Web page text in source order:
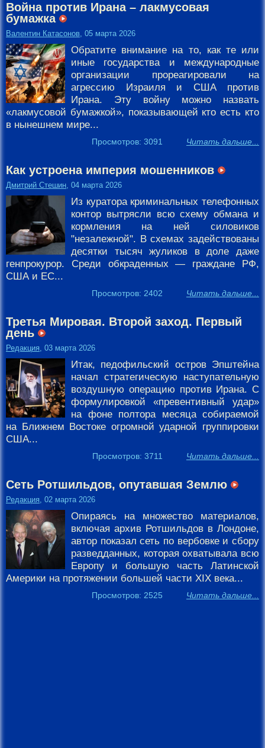
Война против Ирана – лакмусовая
бумажка
Валентин Катасонов, 05 марта 2026
Обратите внимание на то, как те или
иные государства и международные
организации прореагировали на
агрессию Израиля и США против
Ирана. Эту войну можно назвать
«лакмусовой бумажкой», показывающей кто есть кто
в нынешнем мире...
Читать дальше...
Просмотров: 3091
Как устроена империя мошенников
Дмитрий Стешин, 04 марта 2026
Из куратора криминальных телефонных
контор вытрясли всю схему обмана и
кормления на ней силовиков
"незалежной". В схемах задействованы
десятки тысяч жуликов в доле даже
генпрокурор. Среди обкраденных — граждане РФ,
США и ЕС...
Читать дальше...
Просмотров: 2402
Третья Мировая. Второй заход. Первый
день
Редакция, 03 марта 2026
Итак, педофильский остров Эпштейна
начал стратегическую наступательную
воздушную операцию против Ирана. С
формулировкой «превентивный удар»
на фоне полтора месяца собираемой
на Ближнем Востоке огромной ударной группировки
США...
Читать дальше...
Просмотров: 3711
Сеть Ротшильдов, опутавшая Землю
Редакция, 02 марта 2026
Опираясь на множество материалов,
включая архив Ротшильдов в Лондоне,
автор показал сеть по вербовке и сбору
разведданных, которая охватывала всю
Европу и большую часть Латинской
Америки на протяжении большей части XIX века...
Читать дальше...
Просмотров: 2525